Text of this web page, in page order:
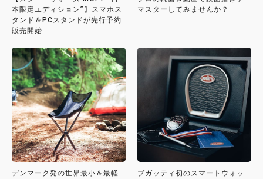
本限定エディション”】スマホス
タンド＆PCスタンドが先行予約
販売開始
マスターしてみませんか？
デンマーク発の世界最小＆最軽
ブガッティ初のスマートウォッ